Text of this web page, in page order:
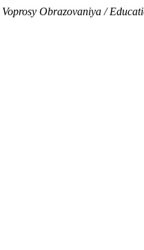
Voprosy Obrazovaniya /